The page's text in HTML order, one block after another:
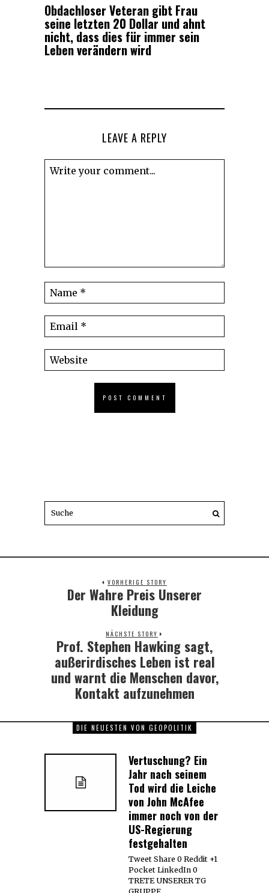
Obdachloser Veteran gibt Frau
seine letzten 20 Dollar und ahnt
nicht, dass dies für immer sein
Leben verändern wird
LEAVE A REPLY
VORHERIGE STORY
Previous
post:
Der Wahre Preis Unserer
Kleidung
NÄCHSTE STORY
Next
post:
Prof. Stephen Hawking sagt,
außerirdisches Leben ist real
und warnt die Menschen davor,
Kontakt aufzunehmen
DIE NEUESTEN VON GEOPOLITIK
Vertuschung? Ein
Jahr nach seinem
Tod wird die Leiche
von John McAfee
immer noch von der
US-Regierung
festgehalten
Tweet Share 0 Reddit +1
Pocket LinkedIn 0
TRETE UNSERER TG